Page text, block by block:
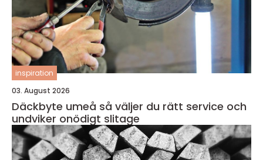
inspiration
03. August 2026
Däckbyte umeå så väljer du rätt service och
undviker onödigt slitage